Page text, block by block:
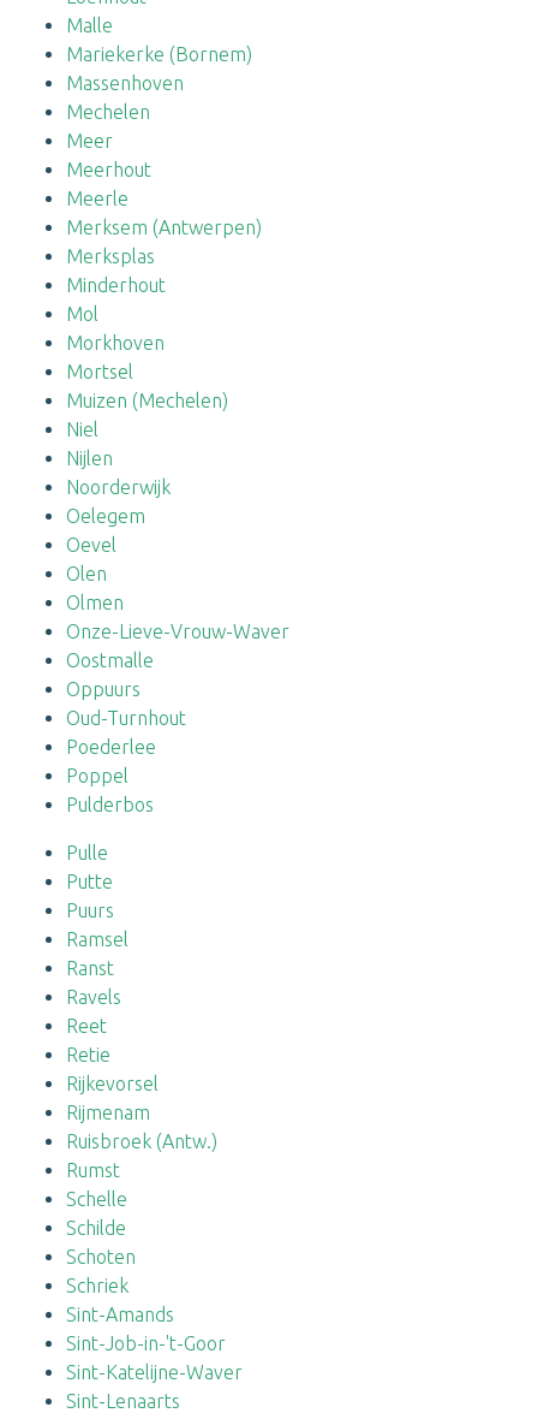
Malle
Mariekerke (Bornem)
Massenhoven
Mechelen
Meer
Meerhout
Meerle
Merksem (Antwerpen)
Merksplas
Minderhout
Mol
Morkhoven
Mortsel
Muizen (Mechelen)
Niel
Nijlen
Noorderwijk
Oelegem
Oevel
Olen
Olmen
Onze-Lieve-Vrouw-Waver
Oostmalle
Oppuurs
Oud-Turnhout
Poederlee
Poppel
Pulderbos
Pulle
Putte
Puurs
Ramsel
Ranst
Ravels
Reet
Retie
Rijkevorsel
Rijmenam
Ruisbroek (Antw.)
Rumst
Schelle
Schilde
Schoten
Schriek
Sint-Amands
Sint-Job-in-'t-Goor
Sint-Katelijne-Waver
Sint-Lenaarts